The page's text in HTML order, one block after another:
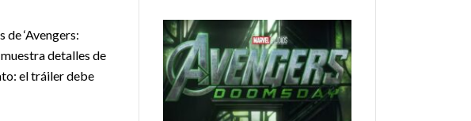
de ‘Avengers:
detalles de
el tráiler debe